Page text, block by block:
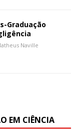
Graduação
Naville
EM CIÊNCIA